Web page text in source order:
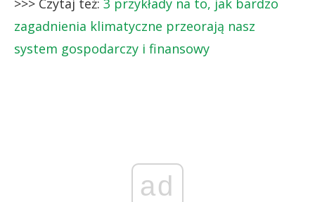
zagadnienia klimatyczne przeorają nasz
system gospodarczy i finansowy
ad